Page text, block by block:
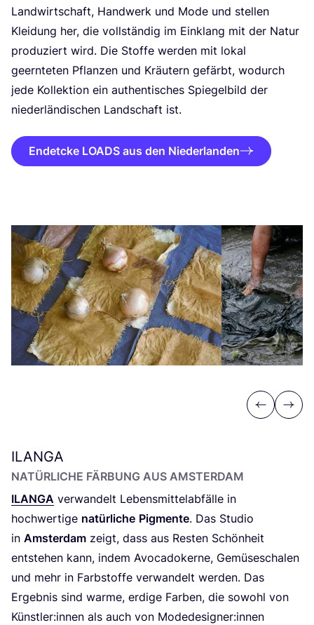
Land­wirt­schaft, Hand­werk und Mode und stel­len
Klei­dung her, die voll­stän­dig im Ein­klang mit der Natur
pro­du­ziert wird. Die Stof­fe wer­den mit lokal
geern­te­ten Pflan­zen und Kräu­tern gefärbt, wodurch
jede Kol­lek­ti­on ein authen­ti­sches Spie­gel­bild der
nie­der­län­di­schen Land­schaft ist.
Endetcke LOADS aus den Niederlanden
Previous
Next
ILANGA
NATÜR­LI­CHE FÄR­BUNG AUS AMSTERDAM
ILAN­GA ver­wan­delt Lebens­mit­tel­ab­fäl­le in
hoch­wer­ti­ge natür­li­che Pig­men­te. Das Stu­dio
in Ams­ter­dam zeigt, dass aus Res­ten Schön­heit
ent­ste­hen kann, indem Avo­ca­do­ker­ne, Gemü­se­scha­len
und mehr in Farb­stof­fe ver­wan­delt wer­den. Das
Ergeb­nis sind war­me, erdi­ge Far­ben, die sowohl von
Künstler:innen als auch von Modedesigner:innen